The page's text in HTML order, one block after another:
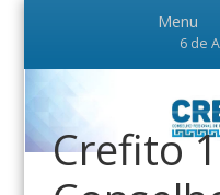
6 de
Crefito